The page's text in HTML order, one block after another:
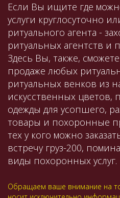
Если Вы ищите где
услуги круглосуточно
ритуального агента -
ритуальных агентств
Здесь Вы, также,
продаже любых
ритуальных венков из
искусственных цветов,
одежды для усопшего,
товары и похоронные
тех у кого можно
встречу груз-200,
виды похоронных услуг.
Обращаем ваше внимание на